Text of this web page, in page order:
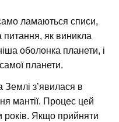
ламаються списи,
питання, як виникла
оболонка планети, і
самої планети.
з’явилася в
мантії. Процес цей
років. Якщо прийняти